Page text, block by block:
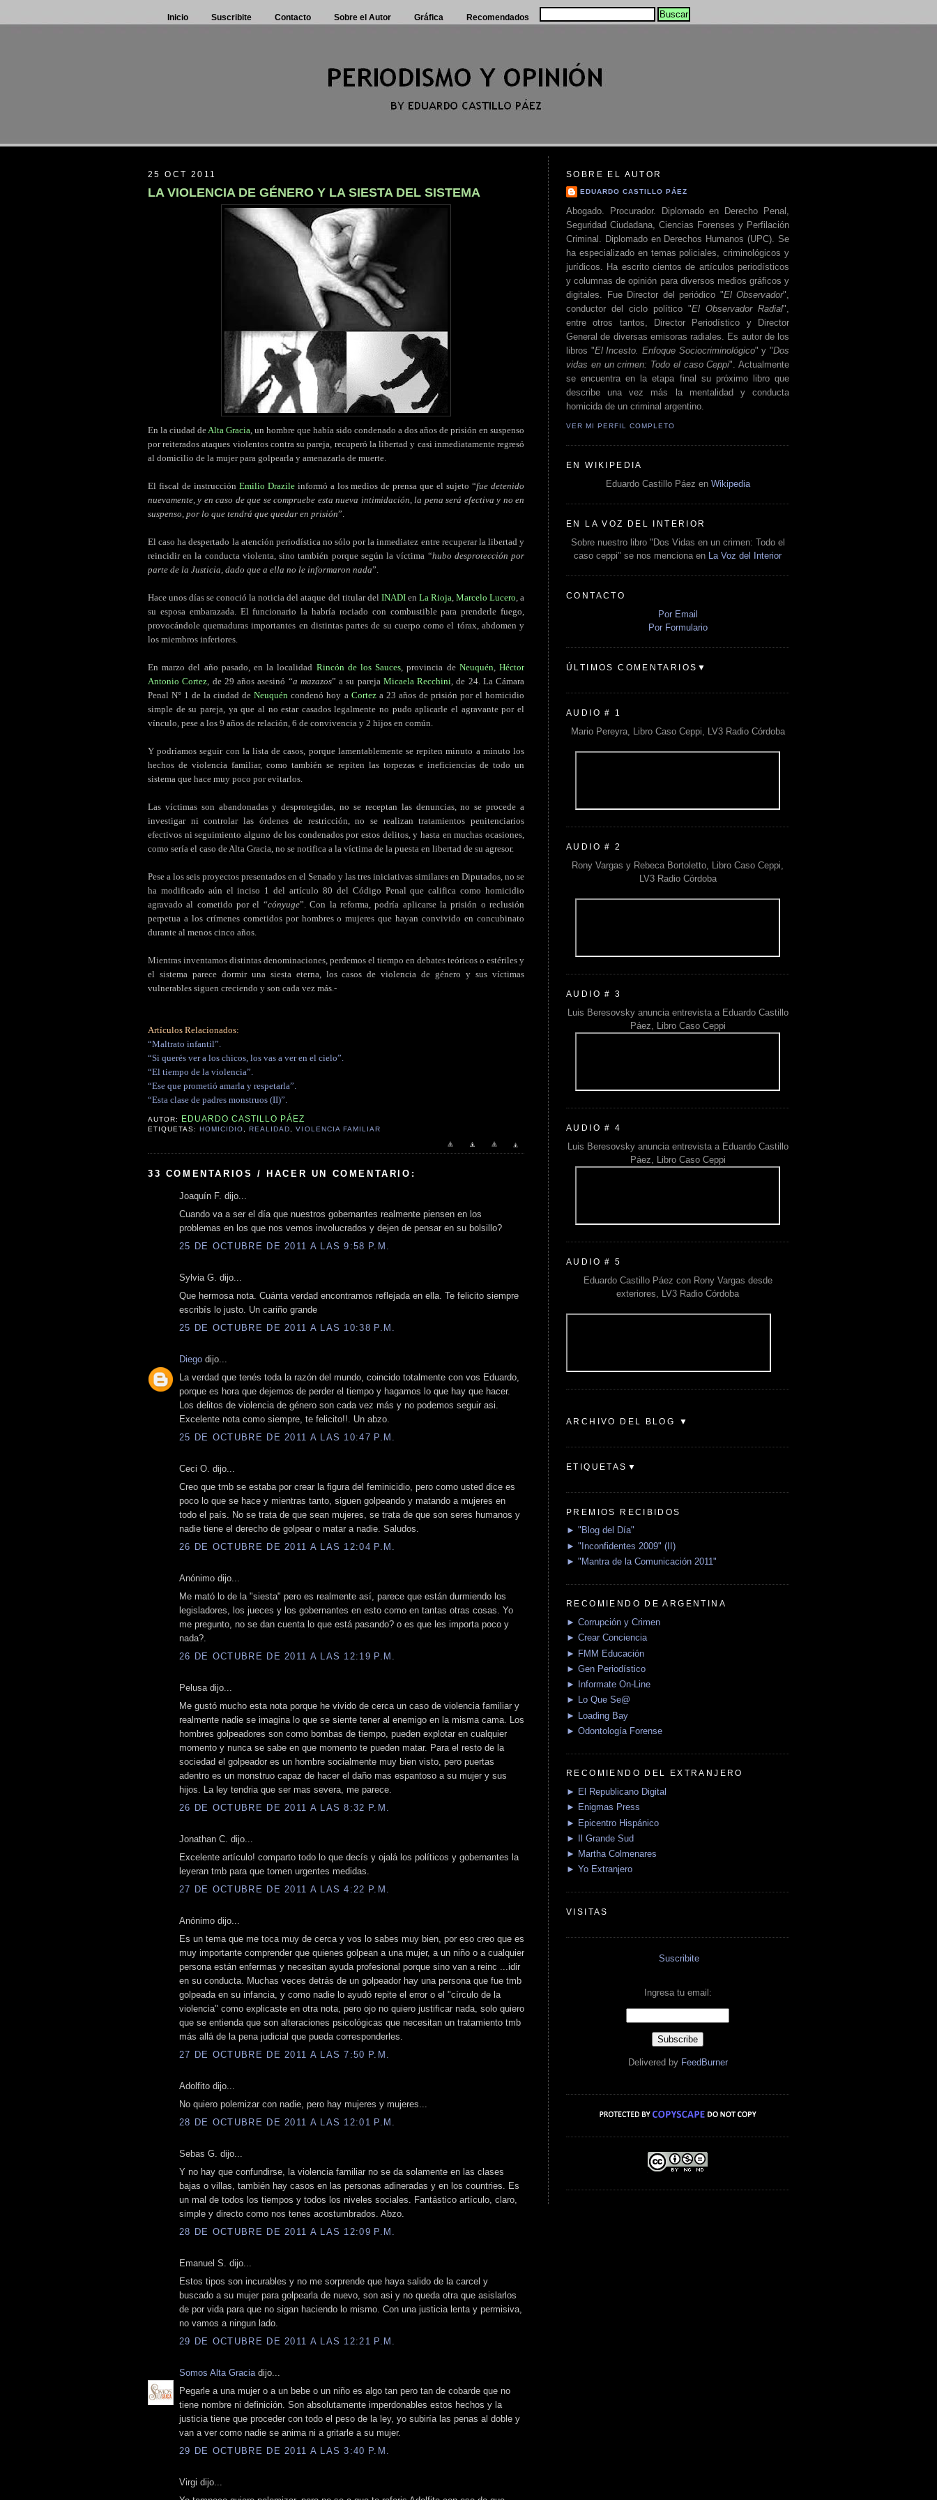
Inicio Suscribite Contacto Sobre el Autor Gráfica Recomendados
25 OCT 2011
LA VIOLENCIA DE GÉNERO Y LA SIESTA DEL SISTEMA
En la ciudad deAlta Gracia, un hombre que había sido condenado a dos años de prisión en suspenso
por reiterados ataques violentos contra su pareja, recuperó la libertad y casi inmediatamente regresó
al domicilio de la mujer para golpearla y amenazarla de muerte.
El fiscal de instrucción Emilio Drazileinformó a los medios de prensa que el sujeto “fue detenido
nuevamente, y en caso de que se compruebe esta nueva intimidación, la pena será efectiva y no en
suspenso, por lo que tendrá que quedar en prisión”.
El caso ha despertado la atención periodística no sólo por la inmediatez entre recuperar la libertad y
reincidir en la conducta violenta, sino también porque según la víctima “hubo desprotección por
parte de la Justicia, dado que a ella no le informaron nada”.
Hace unos días se conoció la noticia del ataque del titular del INADIen La Rioja, Marcelo Lucero, a
su esposa embarazada. El funcionario la habría rociado con combustible para prenderle fuego,
provocándole quemaduras importantes en distintas partes de su cuerpo como el tórax, abdomen y
los miembros inferiores.
En marzo del año pasado, en la localidad Rincón de los Sauces, provincia de Neuquén,Héctor
Antonio Cortez, de 29 años asesinó “a mazazos” a su pareja Micaela Recchini, de 24. La Cámara
Penal N° 1 de la ciudad deNeuquén condenó hoy a Corteza 23 años de prisión por el homicidio
simple de su pareja, ya que al no estar casados legalmente no pudo aplicarle el agravante por el
vínculo, pese a los 9 años de relación, 6 de convivencia y 2 hijos en común.
Y podríamos seguir con la lista de casos, porque lamentablemente se repiten minuto a minuto los
hechos de violencia familiar, como también se repiten las torpezas e ineficiencias de todo un
sistema que hace muy poco por evitarlos.
Las víctimas son abandonadas y desprotegidas, no se receptan las denuncias, no se procede a
investigar ni controlar las órdenes de restricción, no se realizan tratamientos penitenciarios
efectivos ni seguimiento alguno de los condenados por estos delitos, y hasta en muchas ocasiones,
como sería el caso de Alta Gracia, no se notifica a la víctima de la puesta en libertad de su agresor.
Pese a los seis proyectos presentados en el Senado y las tres iniciativas similares en Diputados, no se
ha modificado aún el inciso 1 del artículo 80 del Código Penal que califica como homicidio
agravado al cometido por el “cónyuge”. Con la reforma, podría aplicarse la prisión o reclusión
perpetua a los crímenes cometidos por hombres o mujeres que hayan convivido en concubinato
durante al menos cinco años.
Mientras inventamos distintas denominaciones, perdemos el tiempo en debates teóricos o estériles y
el sistema parece dormir una siesta eterna, los casos de violencia de género y sus víctimas
vulnerables siguen creciendo y son cada vez más.-
Artículos Relacionados:
“Maltrato infantil”.
“Si querés ver a los chicos, los vas a ver en el cielo”.
“El tiempo de la violencia”.
“Ese que prometió amarla y respetarla”.
“Esta clase de padres monstruos (II)”.
AUTOR: EDUARDO CASTILLO PÁEZ
ETIQUETAS:HOMICIDIO ,REALIDAD ,VIOLENCIA FAMILIAR
33 COMENTARIOS / HACER UN COMENTARIO:
Joaquín F. dijo...
Cuando va a ser el día que nuestros gobernantes realmente piensen en los
problemas en los que nos vemos involucrados y dejen de pensar en su bolsillo?
25 DE OCTUBRE DE 2011 A LAS 9:58 P.M.
Sylvia G. dijo...
Que hermosa nota. Cuánta verdad encontramos reflejada en ella. Te felicito siempre
escribís lo justo. Un cariño grande
25 DE OCTUBRE DE 2011 A LAS 10:38 P.M.
Diego dijo...
La verdad que tenés toda la razón del mundo, coincido totalmente con vos Eduardo,
porque es hora que dejemos de perder el tiempo y hagamos lo que hay que hacer.
Los delitos de violencia de género son cada vez más y no podemos seguir asi.
Excelente nota como siempre, te felicito!!. Un abzo.
25 DE OCTUBRE DE 2011 A LAS 10:47 P.M.
Ceci O. dijo...
Creo que tmb se estaba por crear la figura del feminicidio, pero como usted dice es
poco lo que se hace y mientras tanto, siguen golpeando y matando a mujeres en
todo el país. No se trata de que sean mujeres, se trata de que son seres humanos y
nadie tiene el derecho de golpear o matar a nadie. Saludos.
26 DE OCTUBRE DE 2011 A LAS 12:04 P.M.
Anónimo dijo...
Me mató lo de la "siesta" pero es realmente así, parece que están durmiendo los
legisladores, los jueces y los gobernantes en esto como en tantas otras cosas. Yo
me pregunto, no se dan cuenta lo que está pasando? o es que les importa poco y
nada?.
26 DE OCTUBRE DE 2011 A LAS 12:19 P.M.
Pelusa dijo...
Me gustó mucho esta nota porque he vivido de cerca un caso de violencia familiar y
realmente nadie se imagina lo que se siente tener al enemigo en la misma cama. Los
hombres golpeadores son como bombas de tiempo, pueden explotar en cualquier
momento y nunca se sabe en que momento te pueden matar. Para el resto de la
sociedad el golpeador es un hombre socialmente muy bien visto, pero puertas
adentro es un monstruo capaz de hacer el daño mas espantoso a su mujer y sus
hijos. La ley tendria que ser mas severa, me parece.
26 DE OCTUBRE DE 2011 A LAS 8:32 P.M.
Jonathan C. dijo...
Excelente artículo! comparto todo lo que decís y ojalá los políticos y gobernantes la
leyeran tmb para que tomen urgentes medidas.
27 DE OCTUBRE DE 2011 A LAS 4:22 P.M.
Anónimo dijo...
Es un tema que me toca muy de cerca y vos lo sabes muy bien, por eso creo que es
muy importante comprender que quienes golpean a una mujer, a un niño o a cualquier
persona están enfermas y necesitan ayuda profesional porque sino van a reinc ...idir
en su conducta. Muchas veces detrás de un golpeador hay una persona que fue tmb
golpeada en su infancia, y como nadie lo ayudó repite el error o el "círculo de la
violencia" como explicaste en otra nota, pero ojo no quiero justificar nada, solo quiero
que se entienda que son alteraciones psicológicas que necesitan un tratamiento tmb
más allá de la pena judicial que pueda corresponderles.
27 DE OCTUBRE DE 2011 A LAS 7:50 P.M.
Adolfito dijo...
No quiero polemizar con nadie, pero hay mujeres y mujeres...
28 DE OCTUBRE DE 2011 A LAS 12:01 P.M.
Sebas G. dijo...
Y no hay que confundirse, la violencia familiar no se da solamente en las clases
bajas o villas, también hay casos en las personas adineradas y en los countries. Es
un mal de todos los tiempos y todos los niveles sociales. Fantástico artículo, claro,
simple y directo como nos tenes acostumbrados. Abzo.
28 DE OCTUBRE DE 2011 A LAS 12:09 P.M.
Emanuel S. dijo...
Estos tipos son incurables y no me sorprende que haya salido de la carcel y
buscado a su mujer para golpearla de nuevo, son asi y no queda otra que asislarlos
de por vida para que no sigan haciendo lo mismo. Con una justicia lenta y permisiva,
no vamos a ningun lado.
29 DE OCTUBRE DE 2011 A LAS 12:21 P.M.
Somos Alta Gracia dijo...
Pegarle a una mujer o a un bebe o un niño es algo tan pero tan de cobarde que no
tiene nombre ni definición. Son absolutamente imperdonables estos hechos y la
justicia tiene que proceder con todo el peso de la ley, yo subiría las penas al doble y
van a ver como nadie se anima ni a gritarle a su mujer.
29 DE OCTUBRE DE 2011 A LAS 3:40 P.M.
Virgi dijo...
SOBRE EL AUTOR
EDUARDO CASTILLO PÁEZ
Abogado. Procurador. Diplomado en Derecho Penal,
Seguridad Ciudadana, Ciencias Forenses y Perfilación
Criminal. Diplomado en Derechos Humanos (UPC). Se
ha especializado en temas policiales, criminológicos y
jurídicos. Ha escrito cientos de artículos periodísticos
y columnas de opinión para diversos medios gráficos y
digitales. Fue Director del periódico "El Observador",
conductor del ciclo político "El Observador Radial",
entre otros tantos, Director Periodístico y Director
General de diversas emisoras radiales. Es autor de los
libros "El Incesto. Enfoque Sociocriminológico" y "Dos
vidas en un crimen: Todo el caso Ceppi". Actualmente
se encuentra en la etapa final su próximo libro que
describe una vez más la mentalidad y conducta
homicida de un criminal argentino.
VER MI PERFIL COMPLETO
EN WIKIPEDIA
Eduardo Castillo Páez en Wikipedia
EN LA VOZ DEL INTERIOR
Sobre nuestro libro "Dos Vidas en un crimen: Todo el
caso ceppi" se nos menciona en
La Voz del Interior
CONTACTO
Por Email
Por Formulario
ÚLTIMOS COMENTARIOS▼
AUDIO # 1
Mario Pereyra, Libro Caso Ceppi, LV3 Radio Córdoba
AUDIO # 2
Rony Vargas y Rebeca Bortoletto, Libro Caso Ceppi,
LV3 Radio Córdoba
AUDIO # 3
Luis Beresovsky anuncia entrevista a Eduardo Castillo
Páez, Libro Caso Ceppi
AUDIO # 4
Luis Beresovsky anuncia entrevista a Eduardo Castillo
Páez, Libro Caso Ceppi
AUDIO # 5
Eduardo Castillo Páez con Rony Vargas desde
exteriores, LV3 Radio Córdoba
ARCHIVO DEL BLOG ▼
ETIQUETAS▼
PREMIOS RECIBIDOS
► "Blog del Día"
► "Inconfidentes 2009" (II)
► "Mantra de la Comunicación 2011"
RECOMIENDO DE ARGENTINA
► Corrupción y Crimen
► Crear Conciencia
► FMM Educación
► Gen Periodístico
► Informate On-Line
► Lo Que Se@
► Loading Bay
► Odontología Forense
RECOMIENDO DEL EXTRANJERO
► El Republicano Digital
► Enigmas Press
► Epicentro Hispánico
► Il Grande Sud
► Martha Colmenares
► Yo Extranjero
VISITAS
Suscribite
Ingresa tu email:
Delivered by FeedBurner